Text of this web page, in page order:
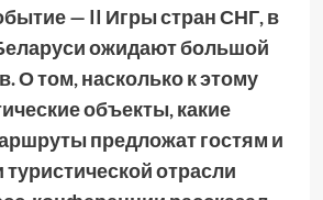
— II Игры стран СНГ, в
ожидают большой
О том, насколько к этому
объекты, какие
предложат гостям и
отрасли